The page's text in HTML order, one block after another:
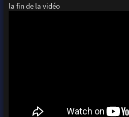
la fin de la vidéo